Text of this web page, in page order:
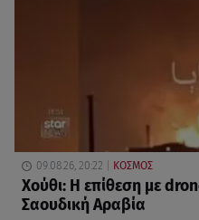
09.08.26, 20:22 ΚΟΣΜΟΣ
Χούθι: Η επίθεση με
Σαουδική Αραβία